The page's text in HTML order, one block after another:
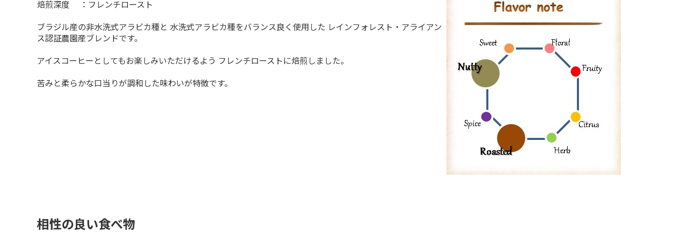
焙煎深度 ：フレンチロースト
ブラジル産の非水洗式アラビカ種と 水洗式アラビカ種をバランス良く使用した レインフォレスト・アライアン
ス認証農園産ブレンドです。
アイスコーヒーとしてもお楽しみいただけるよう フレンチローストに焙煎しました。
苦みと柔らかな口当りが調和した味わいが特徴です。
相性の良い食べ物